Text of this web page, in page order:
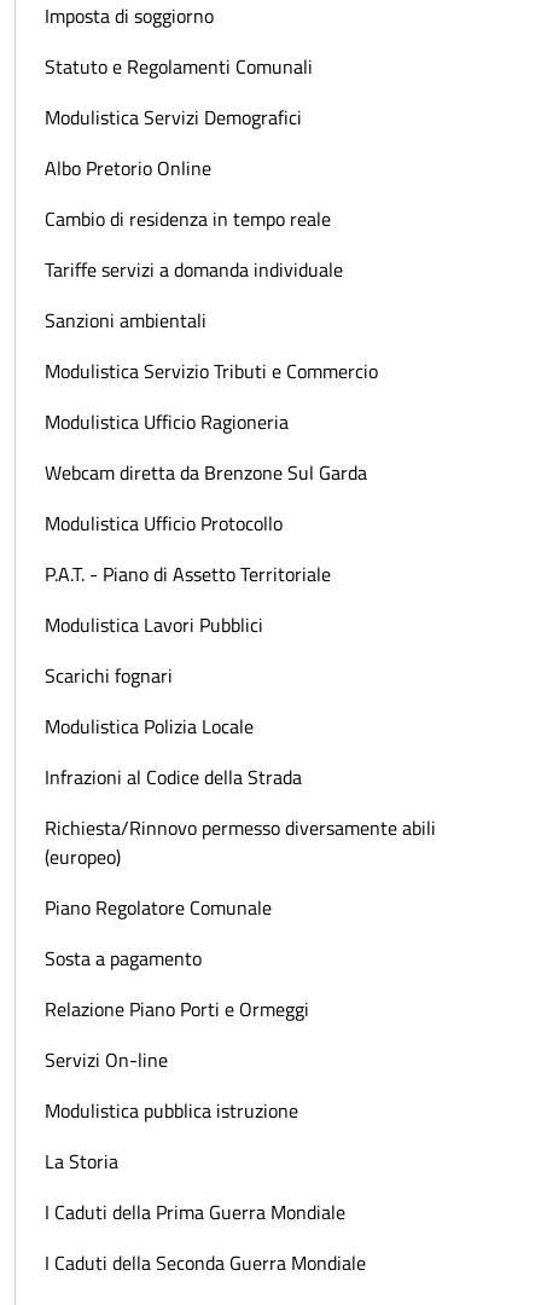
Imposta di soggiorno
Statuto e Regolamenti Comunali
Modulistica Servizi Demografici
Albo Pretorio Online
Cambio di residenza in tempo reale
Tariffe servizi a domanda individuale
Sanzioni ambientali
Modulistica Servizio Tributi e Commercio
Modulistica Ufficio Ragioneria
Webcam diretta da Brenzone Sul Garda
Modulistica Ufficio Protocollo
P.A.T. - Piano di Assetto Territoriale
Modulistica Lavori Pubblici
Scarichi fognari
Modulistica Polizia Locale
Infrazioni al Codice della Strada
Richiesta/Rinnovo permesso diversamente abili
(europeo)
Piano Regolatore Comunale
Sosta a pagamento
Relazione Piano Porti e Ormeggi
Servizi On-line
Modulistica pubblica istruzione
La Storia
I Caduti della Prima Guerra Mondiale
I Caduti della Seconda Guerra Mondiale